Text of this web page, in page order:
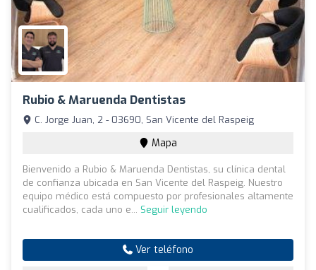
Rubio & Maruenda Dentistas
C. Jorge Juan, 2 - 03690, San Vicente del Raspeig
Mapa
Bienvenido a Rubio & Maruenda Dentistas, su clínica dental
de confianza ubicada en San Vicente del Raspeig. Nuestro
equipo médico está compuesto por profesionales altamente
cualificados, cada uno e... Seguir leyendo
Ver teléfono